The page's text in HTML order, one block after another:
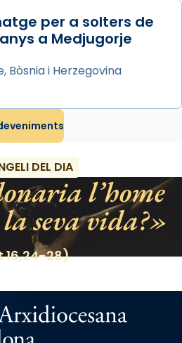
aire d’òpera
per privilegi
i cor, i té una
de tres hores. Després,
el 1972) al voltant
també un grup de
i ball propis. Festa
calor, ves per les
per a solters de
a Medjugorje
Bòsnia i Herzegovina
DEL DIA
l’home
seva vida?
16,24-28)